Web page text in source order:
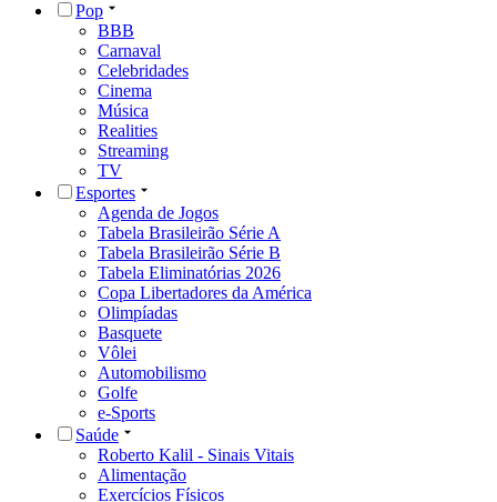
Pop
BBB
Carnaval
Celebridades
Cinema
Música
Realities
Streaming
TV
Esportes
Agenda de Jogos
Tabela Brasileirão Série A
Tabela Brasileirão Série B
Tabela Eliminatórias 2026
Copa Libertadores da América
Olimpíadas
Basquete
Vôlei
Automobilismo
Golfe
e-Sports
Saúde
Roberto Kalil - Sinais Vitais
Alimentação
Exercícios Físicos